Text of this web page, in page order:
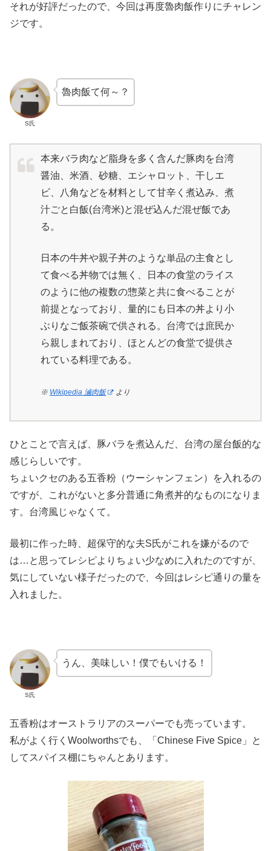
それが好評だったので、今回は再度魯肉飯作りにチャレン
ジです。
S氏
魯肉飯て何～？
本来バラ肉など脂身を多く含んだ豚肉を台湾
醤油、米酒、砂糖、エシャロット、干しエ
ビ、八角などを材料として甘辛く煮込み、煮
汁ごと白飯(台湾米)と混ぜ込んだ混ぜ飯であ
る。
日本の牛丼や親子丼のような単品の主食とし
て食べる丼物では無く、日本の食堂のライス
のように他の複数の惣菜と共に食べることが
前提となっており、量的にも日本の丼より小
ぶりなご飯茶碗で供される。台湾では庶民か
ら親しまれており、ほとんどの食堂で提供さ
れている料理である。
※ Wikipedia 滷肉飯 より
ひとことで言えば、豚バラを煮込んだ、台湾の屋台飯的な
感じらしいです。
ちょいクセのある五香粉（ウーシャンフェン）を入れるの
ですが、これがないと多分普通に角煮丼的なものになりま
す。台湾風じゃなくて。
最初に作った時、超保守的な夫S氏がこれを嫌がるので
は…と思ってレシピよりちょい少なめに入れたのですが、
気にしていない様子だったので、今回はレシピ通りの量を
入れました。
S氏
うん、美味しい！僕でもいける！
五香粉はオーストラリアのスーパーでも売っています。
私がよく行くWoolworthsでも、「Chinese Five Spice」と
してスパイス棚にちゃんとあります。